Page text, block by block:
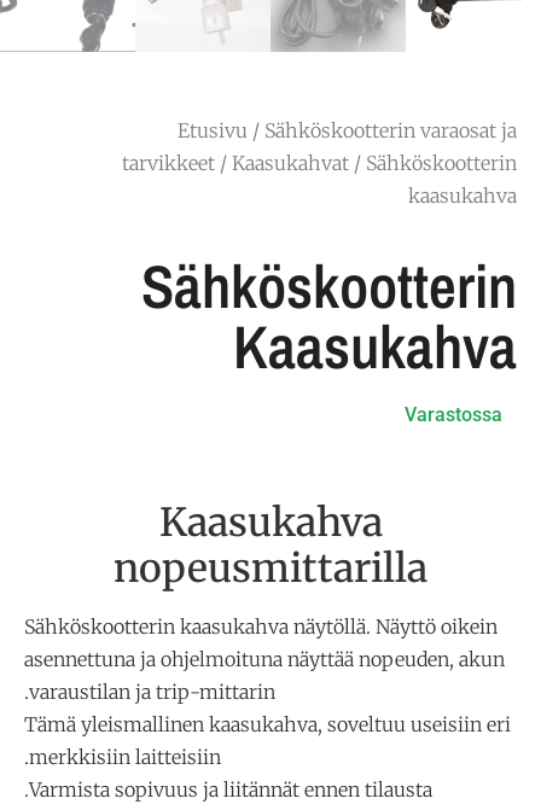
Etusivu / Sähköskootterin varaosat ja
tarvikkeet / Kaasukahvat / Sähköskootterin
kaasukahva
Sähköskootterin
Kaasukahva
Varastossa
Kaasukahva
nopeusmittarilla
Sähköskootterin kaasukahva näytöllä. Näyttö oikein
asennettuna ja ohjelmoituna näyttää nopeuden, akun
varaustilan ja trip-mittarin.
Tämä yleismallinen kaasukahva, soveltuu useisiin eri
merkkisiin laitteisiin.
Varmista sopivuus ja liitännät ennen tilausta.